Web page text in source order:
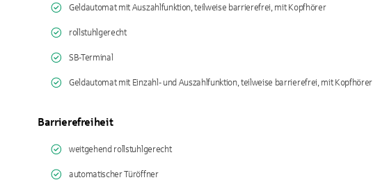
Geldautomat mit Auszahlfunktion, teilweise barrierefrei, mit Kopfhörer
rollstuhlgerecht
SB-Terminal
Geldautomat mit Einzahl- und Auszahlfunktion, teilweise barrierefrei, mit Kopfhörer
Barrierefreiheit
weitgehend rollstuhlgerecht
automatischer Türöffner